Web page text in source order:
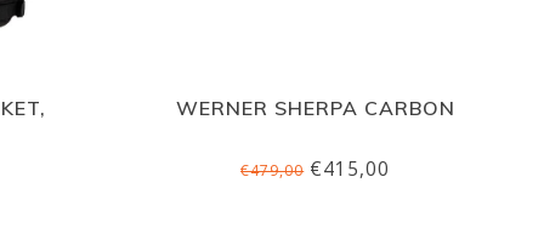
WERNER SHERPA CARBON
€479,00€415,00